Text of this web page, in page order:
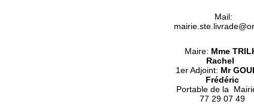
Mail:
Maire: Mme
Rachel
1er Adjoint: Mr
Frédéric
Portable de la
77 29 07 49